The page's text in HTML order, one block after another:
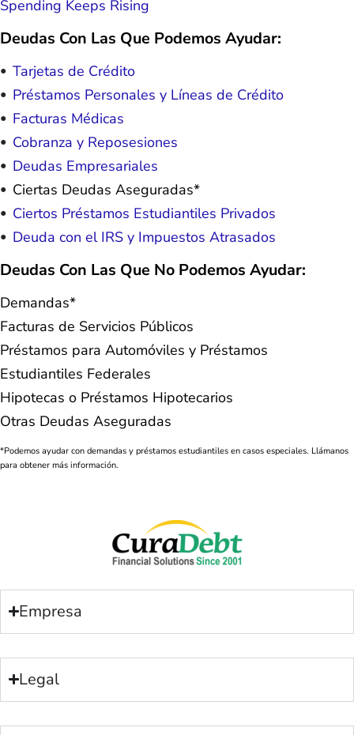
Spending Keeps Rising
Deudas Con Las Que Podemos Ayudar:
Tarjetas de Crédito
Préstamos Personales y Líneas de Crédito
Facturas Médicas
Cobranza y Reposesiones
Deudas Empresariales
Ciertas Deudas Aseguradas*
Ciertos Préstamos Estudiantiles Privados
Deuda con el IRS y Impuestos Atrasados
Deudas Con Las Que No Podemos Ayudar:
Demandas*
Facturas de Servicios Públicos
Préstamos para Automóviles y Préstamos
Estudiantiles Federales
Hipotecas o Préstamos Hipotecarios
Otras Deudas Aseguradas
*Podemos ayudar con demandas y préstamos estudiantiles en casos especiales. Llámanos
para obtener más información.
Empresa
Legal